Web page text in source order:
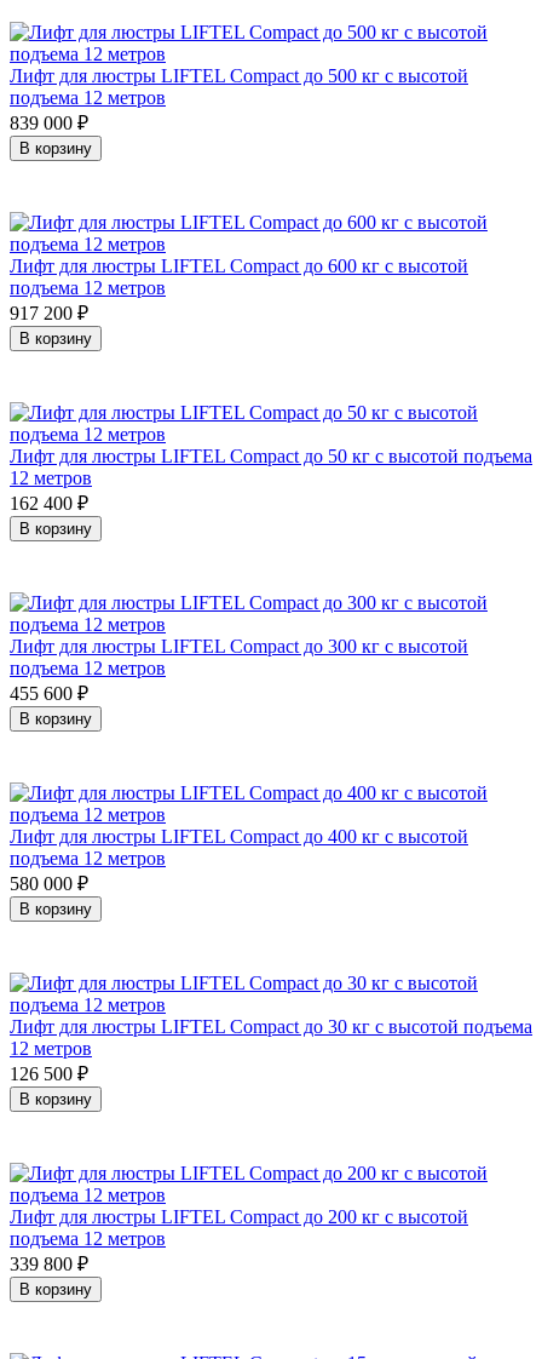
Лифт для люстры LIFTEL Compact до 500 кг с высотой
подъема 12 метров
839 000 ₽
В корзину
Лифт для люстры LIFTEL Compact до 600 кг с высотой
подъема 12 метров
917 200 ₽
В корзину
Лифт для люстры LIFTEL Compact до 50 кг с высотой подъема
12 метров
162 400 ₽
В корзину
Лифт для люстры LIFTEL Compact до 300 кг с высотой
подъема 12 метров
455 600 ₽
В корзину
Лифт для люстры LIFTEL Compact до 400 кг с высотой
подъема 12 метров
580 000 ₽
В корзину
Лифт для люстры LIFTEL Compact до 30 кг с высотой подъема
12 метров
126 500 ₽
В корзину
Лифт для люстры LIFTEL Compact до 200 кг с высотой
подъема 12 метров
339 800 ₽
В корзину